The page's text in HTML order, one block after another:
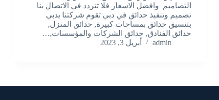
التصاميم وافضل الاسعار فلا تتردد في الاتصال بنا
تصميم وتنفيذ حدائق في دبي تقوم شركتنا بدبي
بتنسيق حدائق بمساحات كبيرة, حدائق المنزل,
حدائق الفنادق, حدائق الشركات والمؤسسات,…
admin
أبريل 3, 2023